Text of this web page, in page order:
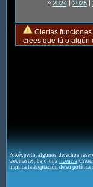
» 2024| 2025|
Ciertas funciones
crees que tú o algún
Pokéxperto, algunos derechos
webmaster, bajo una licencia
implica la aceptación de su política